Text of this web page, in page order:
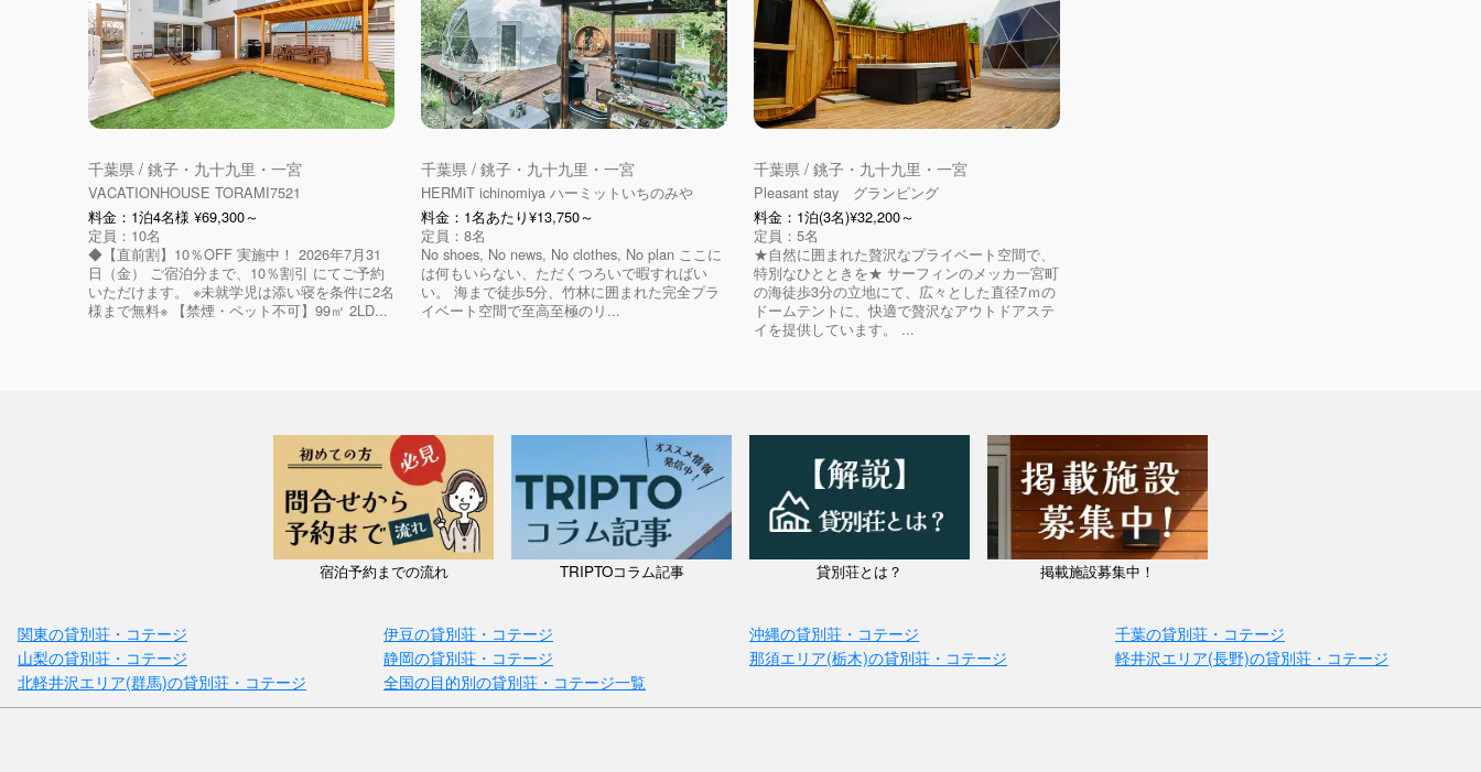
千葉県 / 銚子・九十九里・一宮
VACATIONHOUSE TORAMI7521
料金：1泊4名様 ¥69,300～
定員：10名
◆【直前割】10％OFF 実施中！ 2026年7月31
日（金） ご宿泊分まで、10％割引 にてご予約
いただけます。 ※未就学児は添い寝を条件に2名
様まで無料※ 【禁煙・ペット不可】99㎡ 2LD...
千葉県 / 銚子・九十九里・一宮
HERMiT ichinomiya ハーミットいちのみや
料金：1名あたり¥13,750～
定員：8名
No shoes, No news, No clothes, No plan ここに
は何もいらない、ただくつろいで暇すればい
い。 海まで徒歩5分、竹林に囲まれた完全プラ
イベート空間で至高至極のリ...
千葉県 / 銚子・九十九里・一宮
Pleasant stay グランピング
料金：1泊(3名)¥32,200～
定員：5名
★自然に囲まれた贅沢なプライベート空間で、
特別なひとときを★ サーフィンのメッカ一宮町
の海徒歩3分の立地にて、広々とした直径7ｍの
ドームテントに、快適で贅沢なアウトドアステ
イを提供しています。 ...
宿泊予約までの流れ TRIPTOコラム記事 貸別荘とは？ 掲載施設募集中！
関東の貸別荘・コテージ 伊豆の貸別荘・コテージ 沖縄の貸別荘・コテージ
千葉の貸別荘・コテージ
山梨の貸別荘・コテージ
静岡の貸別荘・コテージ 那須エリア(栃木)の貸別荘・コテージ
軽井沢エリア(長野)の貸別荘・コテージ
北軽井沢エリア(群馬)の貸別荘・コテージ
全国の目的別の貸別荘・コテージ一覧